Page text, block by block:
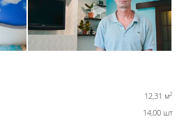
12,31 м2
14,00 шт